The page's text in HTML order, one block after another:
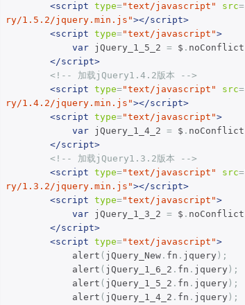
<script type="text/javascript" src=
ry/1.5.2/jquery.min.js"></script>
<script type="text/javascript">
var jQuery_1_5_2 = $ . noConflict
</script>
<!-- 加载jQuery1.4.2版本 -->
<script type="text/javascript" src=
ry/1.4.2/jquery.min.js"></script>
<script type="text/javascript">
var jQuery_1_4_2 = $ . noConflict
</script>
<!-- 加载jQuery1.3.2版本 -->
<script type="text/javascript" src=
ry/1.3.2/jquery.min.js"></script>
<script type="text/javascript">
var jQuery_1_3_2 = $ . noConflict
</script>
<script type="text/javascript">
            alert
( jQuery_New . fn . jquery );
            alert
( jQuery_1_6_2 . fn . jquery );
            alert
( jQuery_1_5_2 . fn . jquery );
            alert
( jQuery_1_4_2 . fn . jquery );